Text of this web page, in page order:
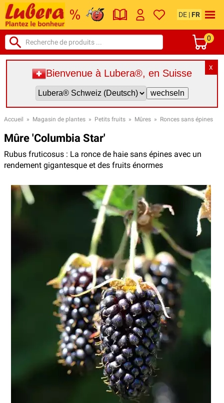
DE | FR
0
X
Bienvenue à Lubera®, en Suisse
Accueil » Magasin de plantes » Petits fruits » Mûres » Ronces sans épines
Mûre 'Columbia Star'
Rubus fruticosus : La ronce de haie sans épines avec un
rendement gigantesque et des fruits énormes